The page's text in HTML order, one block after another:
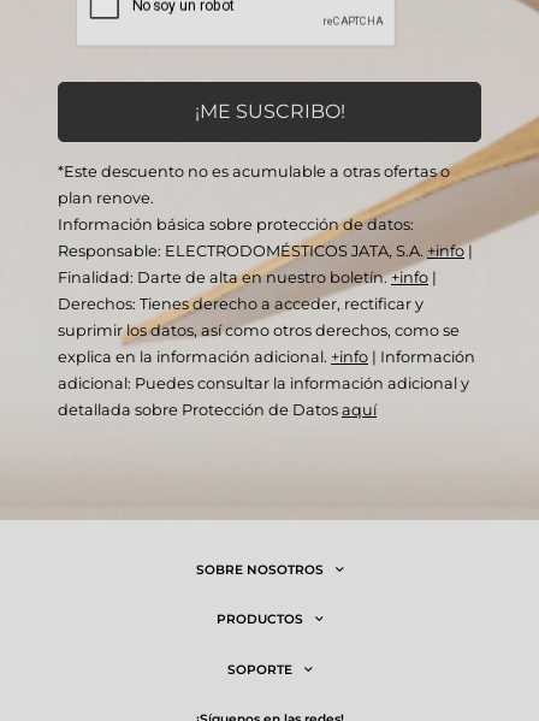
*Este descuento no es acumulable a otras ofertas o
plan renove.
Información básica sobre protección de datos:
Responsable: ELECTRODOMÉSTICOS JATA, S.A. +info |
Finalidad: Darte de alta en nuestro boletín.+info |
Derechos: Tienes derecho a acceder, rectificar y
suprimir los datos, así como otros derechos, como se
explica en la información adicional. +info | Información
adicional: Puedes consultar la información adicional y
detallada sobre Protección de Datos aquí
SOBRE NOSOTROS
PRODUCTOS
SOPORTE